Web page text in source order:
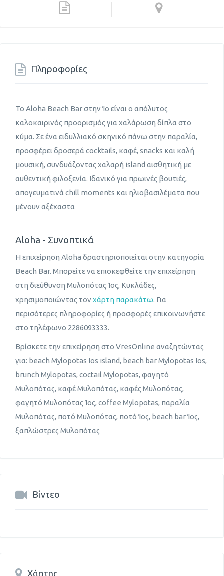
Πληροφορίες
Το Aloha Beach Bar στην Ίο είναι ο απόλυτος
καλοκαιρινός προορισμός για χαλάρωση δίπλα στο
κύμα. Σε ένα ειδυλλιακό σκηνικό πάνω στην παραλία,
προσφέρει δροσερά cocktails, καφέ, snacks και καλή
μουσική, συνδυάζοντας χαλαρή island αισθητική με
αυθεντική φιλοξενία. Ιδανικό για πρωινές βουτιές,
απογευματινά chill moments και ηλιοβασιλέματα που
μένουν αξέχαστα
Aloha - Συνοπτικά
Η επιχείρηση Aloha δραστηριοποιείται στην κατηγορία
Beach Bar. Μπορείτε να επισκεφθείτε την επιχείρηση
στη διεύθυνση Μυλοπότας Ίος, Κυκλάδες,
χρησιμοποιώντας τον χάρτη παρακάτω. Για
περισότερες πληροφορίες ή προσφορές επικοινωνήστε
στο τηλέφωνο 2286093333.
Βρίσκετε την επιχείρηση στο VresOnline αναζητώντας
για: beach Mylopotas Ios island, beach bar Mylopotas Ios,
brunch Mylopotas, coctail Mylopotas, φαγητό
Μυλοπότας, καφέ Μυλοπότας, καφές Μυλοπότας,
φαγητό Μυλοπότας Ίος, coffee Mylopotas, παραλία
Μυλοπότας, ποτό Μυλοπότας, ποτό Ίος, beach bar Ίος,
ξαπλώστρες Μυλοπότας
Βίντεο
Χάρτης